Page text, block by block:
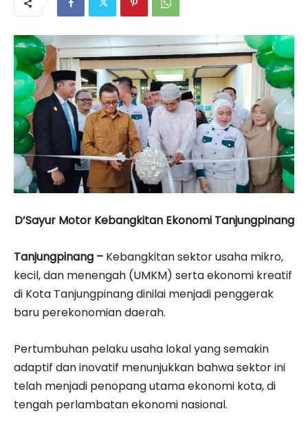
D’Sayur Motor Kebangkitan Ekonomi Tanjungpinang
Tanjungpinang – Kebangkitan sektor usaha mikro,
kecil, dan menengah (UMKM) serta ekonomi kreatif
di Kota Tanjungpinang dinilai menjadi penggerak
baru perekonomian daerah.
Pertumbuhan pelaku usaha lokal yang semakin
adaptif dan inovatif menunjukkan bahwa sektor ini
telah menjadi penopang utama ekonomi kota, di
tengah perlambatan ekonomi nasional.